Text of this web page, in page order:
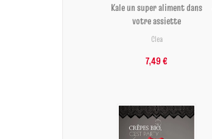
Kale un super aliment dans
votre assiette
Clea
7,49 €